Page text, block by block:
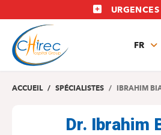
au
contenu
principal
URGENCES
FR
EN
ACCUEIL SPÉCIALISTES IBRAHIM
Dr. Ibrahim